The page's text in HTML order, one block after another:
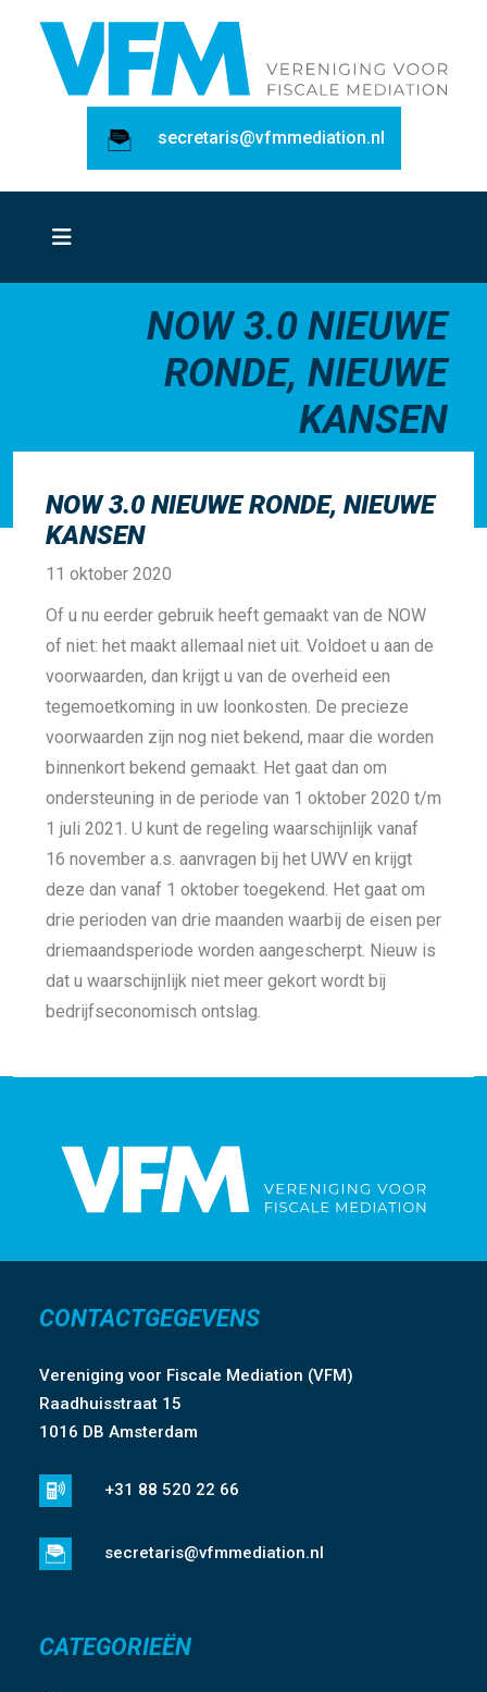
secretaris@vfmmediation.nl
NOW 3.0 NIEUWE
RONDE, NIEUWE
KANSEN
NOW 3.0 NIEUWE RONDE, NIEUWE
KANSEN
11 oktober 2020
Of u nu eerder gebruik heeft gemaakt van de NOW
of niet: het maakt allemaal niet uit. Voldoet u aan de
voorwaarden, dan krijgt u van de overheid een
tegemoetkoming in uw loonkosten. De precieze
voorwaarden zijn nog niet bekend, maar die worden
binnenkort bekend gemaakt. Het gaat dan om
ondersteuning in de periode van 1 oktober 2020 t/m
1 juli 2021. U kunt de regeling waarschijnlijk vanaf
16 november a.s. aanvragen bij het UWV en krijgt
deze dan vanaf 1 oktober toegekend. Het gaat om
drie perioden van drie maanden waarbij de eisen per
driemaandsperiode worden aangescherpt. Nieuw is
dat u waarschijnlijk niet meer gekort wordt bij
bedrijfseconomisch ontslag.
CONTACTGEGEVENS
Vereniging voor Fiscale Mediation (VFM)
Raadhuisstraat 15
1016 DB Amsterdam
+31 88 520 22 66
secretaris@vfmmediation.nl
CATEGORIEËN